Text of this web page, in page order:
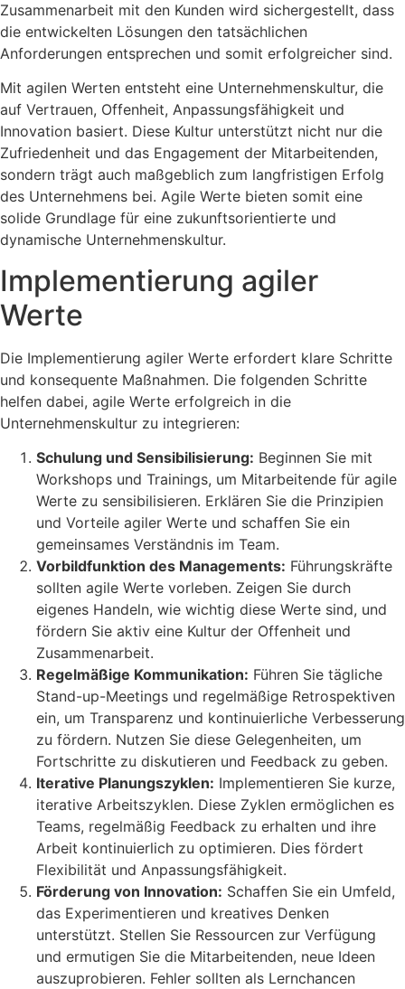
Zusammenarbeit mit den Kunden wird sichergestellt, dass
die entwickelten Lösungen den tatsächlichen
Anforderungen entsprechen und somit erfolgreicher sind.
Mit agilen Werten entsteht eine Unternehmenskultur, die
auf Vertrauen, Offenheit, Anpassungsfähigkeit und
Innovation basiert. Diese Kultur unterstützt nicht nur die
Zufriedenheit und das Engagement der Mitarbeitenden,
sondern trägt auch maßgeblich zum langfristigen Erfolg
des Unternehmens bei. Agile Werte bieten somit eine
solide Grundlage für eine zukunftsorientierte und
dynamische Unternehmenskultur.
Implementierung agiler
Werte
Die Implementierung agiler Werte erfordert klare Schritte
und konsequente Maßnahmen. Die folgenden Schritte
helfen dabei, agile Werte erfolgreich in die
Unternehmenskultur zu integrieren:
Schulung und Sensibilisierung: Beginnen Sie mit
Workshops und Trainings, um Mitarbeitende für agile
Werte zu sensibilisieren. Erklären Sie die Prinzipien
und Vorteile agiler Werte und schaffen Sie ein
gemeinsames Verständnis im Team.
Vorbildfunktion des Managements: Führungskräfte
sollten agile Werte vorleben. Zeigen Sie durch
eigenes Handeln, wie wichtig diese Werte sind, und
fördern Sie aktiv eine Kultur der Offenheit und
Zusammenarbeit.
Regelmäßige Kommunikation: Führen Sie tägliche
Stand-up-Meetings und regelmäßige Retrospektiven
ein, um Transparenz und kontinuierliche Verbesserung
zu fördern. Nutzen Sie diese Gelegenheiten, um
Fortschritte zu diskutieren und Feedback zu geben.
Iterative Planungszyklen: Implementieren Sie kurze,
iterative Arbeitszyklen. Diese Zyklen ermöglichen es
Teams, regelmäßig Feedback zu erhalten und ihre
Arbeit kontinuierlich zu optimieren. Dies fördert
Flexibilität und Anpassungsfähigkeit.
Förderung von Innovation: Schaffen Sie ein Umfeld,
das Experimentieren und kreatives Denken
unterstützt. Stellen Sie Ressourcen zur Verfügung
und ermutigen Sie die Mitarbeitenden, neue Ideen
auszuprobieren. Fehler sollten als Lernchancen